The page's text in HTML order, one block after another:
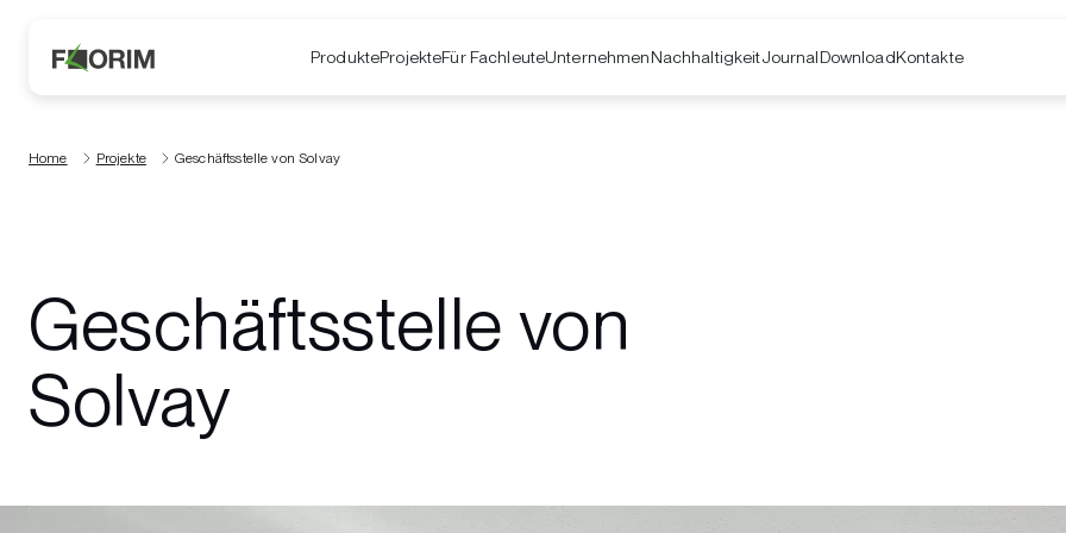
ProdukteProjekteFür FachleuteUnternehmenNachhaltigkeitJournalDownloadKontakte
Home Projekte Geschäftsstelle von Solvay
Geschäftsstelle von
Solvay